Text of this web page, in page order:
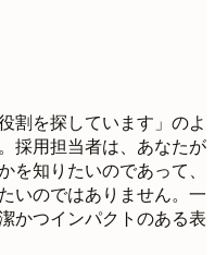
割を探しています」のよ
採用担当者は、あなたが
を知りたいのであって、
いのではありません。一
かつインパクトのある表